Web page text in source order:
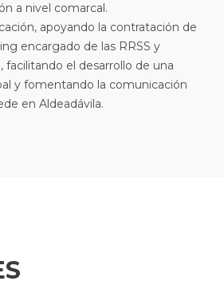
a nivel comarcal.
apoyando la contratación de
encargado de las RRSS y
facilitando el desarrollo de una
y fomentando la comunicación
en Aldeadávila.